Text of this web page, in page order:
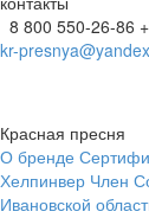
8 800 550-26-86
kr-
Красная пресня
О бренде
Хелпинвер Член
Ивановской